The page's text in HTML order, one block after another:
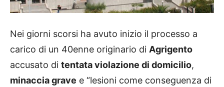
Nei giorni scorsi ha avuto inizio il processo a
carico di un 40enne originario di Agrigento
accusato di tentata violazione di domicilio,
minaccia grave e “lesioni come conseguenza di